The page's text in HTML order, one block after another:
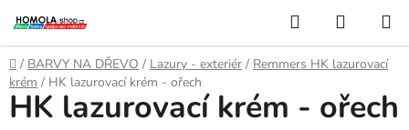
na
obsah
Hledat
KOŠÍK
Domů
/ BARVY NA DŘEVO / Lazury - exteriér / Remmers HK lazurovací
krém / HK lazurovací krém - ořech
HK lazurovací krém - ořech